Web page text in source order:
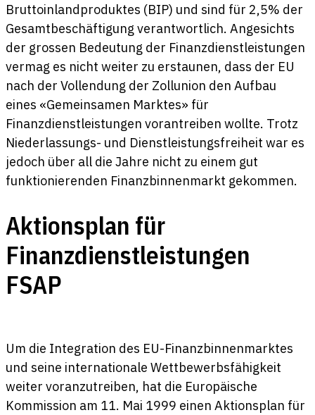
Bruttoinlandproduktes (BIP) und sind für 2,5% der
Gesamtbeschäftigung verantwortlich. Angesichts
der grossen Bedeutung der Finanzdienstleistungen
vermag es nicht weiter zu erstaunen, dass der EU
nach der Vollendung der Zollunion den Aufbau
eines «Gemeinsamen Marktes» für
Finanzdienstleistungen vorantreiben wollte. Trotz
Niederlassungs- und Dienstleistungsfreiheit war es
jedoch über all die Jahre nicht zu einem gut
funktionierenden Finanzbinnenmarkt gekommen.
Aktionsplan für
Finanzdienstleistungen
FSAP
Um die Integration des EU-Finanzbinnenmarktes
und seine internationale Wettbewerbsfähigkeit
weiter voranzutreiben, hat die Europäische
Kommission am 11. Mai 1999 einen Aktionsplan für